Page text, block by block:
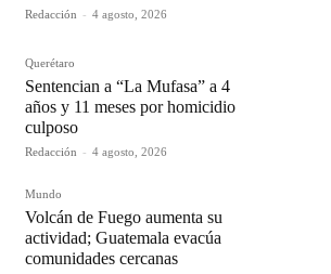
Redacción - 4 agosto, 2026
Querétaro
Sentencian a “La Mufasa” a 4
años y 11 meses por homicidio
culposo
Redacción - 4 agosto, 2026
Mundo
Volcán de Fuego aumenta su
actividad; Guatemala evacúa
comunidades cercanas